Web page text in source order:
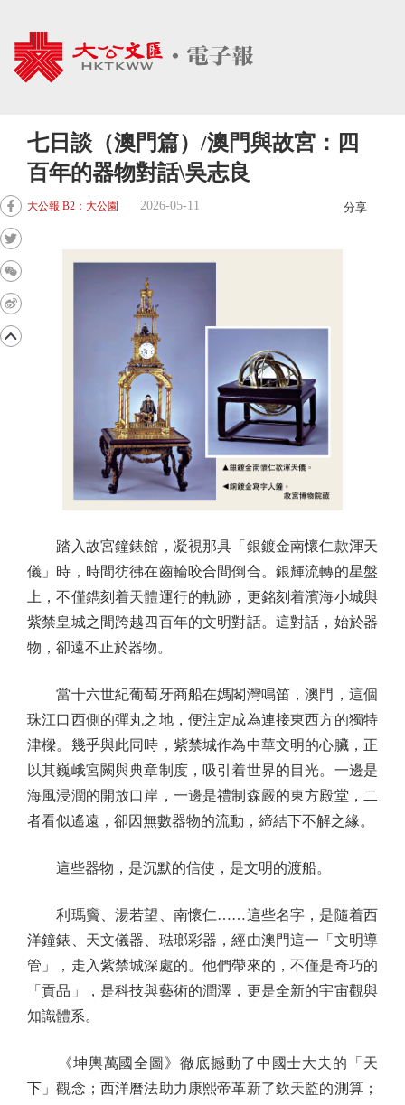
七日談（澳門篇）/澳門與故宮：四
百年的器物對話\吳志良
大公報 B2：大公園 2026-05-11 分享
踏入故宮鐘錶館，凝視那具「銀鍍金南懷仁款渾天
儀」時，時間彷彿在齒輪咬合間倒合。銀輝流轉的星盤
上，不僅鐫刻着天體運行的軌跡，更銘刻着濱海小城與
紫禁皇城之間跨越四百年的文明對話。這對話，始於器
物，卻遠不止於器物。
當十六世紀葡萄牙商船在媽閣灣鳴笛，澳門，這個
珠江口西側的彈丸之地，便注定成為連接東西方的獨特
津樑。幾乎與此同時，紫禁城作為中華文明的心臟，正
以其巍峨宮闕與典章制度，吸引着世界的目光。一邊是
海風浸潤的開放口岸，一邊是禮制森嚴的東方殿堂，二
者看似遙遠，卻因無數器物的流動，締結下不解之緣。
這些器物，是沉默的信使，是文明的渡船。
利瑪竇、湯若望、南懷仁……這些名字，是隨着西
洋鐘錶、天文儀器、琺瑯彩器，經由澳門這一「文明導
管」，走入紫禁城深處的。他們帶來的，不僅是奇巧的
「貢品」，是科技與藝術的潤澤，更是全新的宇宙觀與
知識體系。
《坤輿萬國全圖》徹底撼動了中國士大夫的「天
下」觀念；西洋曆法助力康熙帝革新了欽天監的測算；